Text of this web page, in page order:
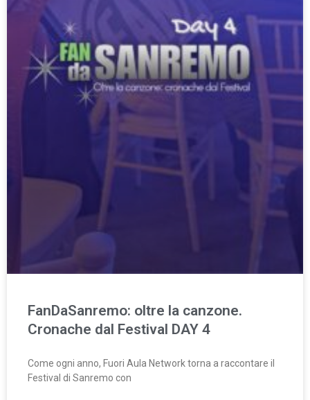
FanDaSanremo: oltre la canzone.
Cronache dal Festival DAY 4
Come ogni anno, Fuori Aula Network torna a raccontare il
Festival di Sanremo con